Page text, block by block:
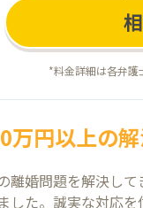
*料金詳細は各弁護
万円以上の
離婚問題を解決し
した。誠実な対応